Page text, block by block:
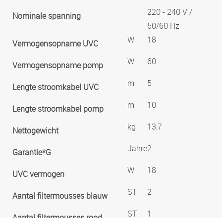
Nominale spanning
220 - 240 V /
50/60 Hz
Vermogensopname UVC
W 18
Vermogensopname pomp W 60
Lengte stroomkabel UVC m 5
Lengte stroomkabel pomp m 10
Nettogewicht kg 13,7
Garantie*G Jahre2
UVC vermogen W 18
Aantal filtermousses blauw ST 2
ST 1